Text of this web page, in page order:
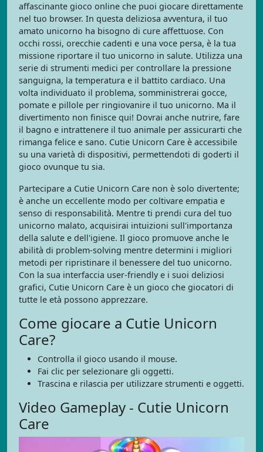
affascinante gioco online che puoi giocare direttamente
nel tuo browser. In questa deliziosa avventura, il tuo
amato unicorno ha bisogno di cure affettuose. Con
occhi rossi, orecchie cadenti e una voce persa, è la tua
missione riportare il tuo unicorno in salute. Utilizza una
serie di strumenti medici per controllare la pressione
sanguigna, la temperatura e il battito cardiaco. Una
volta individuato il problema, somministrerai gocce,
pomate e pillole per ringiovanire il tuo unicorno. Ma il
divertimento non finisce qui! Dovrai anche nutrire, fare
il bagno e intrattenere il tuo animale per assicurarti che
rimanga felice e sano. Cutie Unicorn Care è accessibile
su una varietà di dispositivi, permettendoti di goderti il
gioco ovunque tu sia.
Partecipare a Cutie Unicorn Care non è solo divertente;
è anche un eccellente modo per coltivare empatia e
senso di responsabilità. Mentre ti prendi cura del tuo
unicorno malato, acquisirai intuizioni sull'importanza
della salute e dell'igiene. Il gioco promuove anche le
abilità di problem-solving mentre determini i migliori
metodi per ripristinare il benessere del tuo unicorno.
Con la sua interfaccia user-friendly e i suoi deliziosi
grafici, Cutie Unicorn Care è un gioco che giocatori di
tutte le età possono apprezzare.
Come giocare a Cutie Unicorn
Care?
Controlla il gioco usando il mouse.
Fai clic per selezionare gli oggetti.
Trascina e rilascia per utilizzare strumenti e oggetti.
Video Gameplay - Cutie Unicorn
Care